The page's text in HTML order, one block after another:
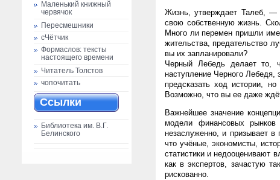
Маленький книжный
червячок
Пересмешники
сЧётчик
Формаслов: тексты
настоящего времени
Читатель Толстов
чопочитать
Ссылки
Библиотека им. В.Г.
Белинского
Жизнь, утверждает Талеб, —
свою собственную жизнь.
Много ли перемен пришли
жительства, предательство
вы их запланировали?
Черный Лебедь делает то,
наступление Черного Лебедя,
предсказать ход истории,
Возможно, что вы ее даже
Важнейшее значение
модели финансовых
незаслуженно, и призывает в
что учёные, экономисты,
статистики и недооценивают
как в экспертов, зачастую
рискованно.